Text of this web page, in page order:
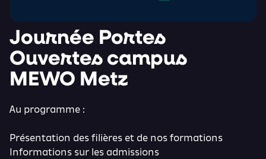
Journée Portes
Ouvertes campus
MEWO Metz
Au programme :
Présentation des filières et de nos formations
Informations sur les admissions